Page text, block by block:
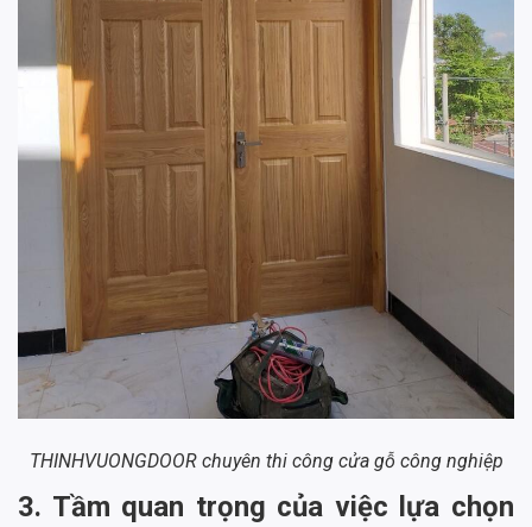
THINHVUONGDOOR chuyên thi công cửa gỗ công nghiệp
3. Tầm quan trọng của việc lựa chọn